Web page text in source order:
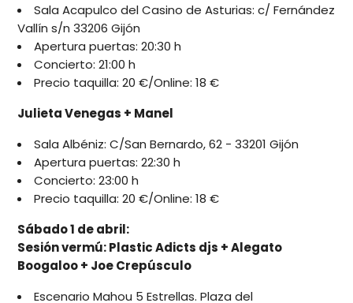
Sala Acapulco del Casino de Asturias: c/ Fernández
Vallín s/n 33206 Gijón
Apertura puertas: 20:30 h
Concierto: 21:00 h
Precio taquilla: 20 €/Online: 18 €
Julieta Venegas + Manel
Sala Albéniz: C/San Bernardo, 62 - 33201 Gijón
Apertura puertas: 22:30 h
Concierto: 23:00 h
Precio taquilla: 20 €/Online: 18 €
Sábado 1 de abril:
Sesión vermú: Plastic Adicts djs + Alegato
Boogaloo + Joe Crepúsculo
Escenario Mahou 5 Estrellas. Plaza del